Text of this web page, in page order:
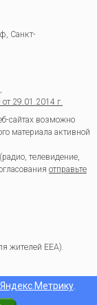
, Санкт-
29.01.2014 г.
сайтах возможно
материала активной
телевидение,
отправьте
жителей EEA).
Яндекс.Метрику.